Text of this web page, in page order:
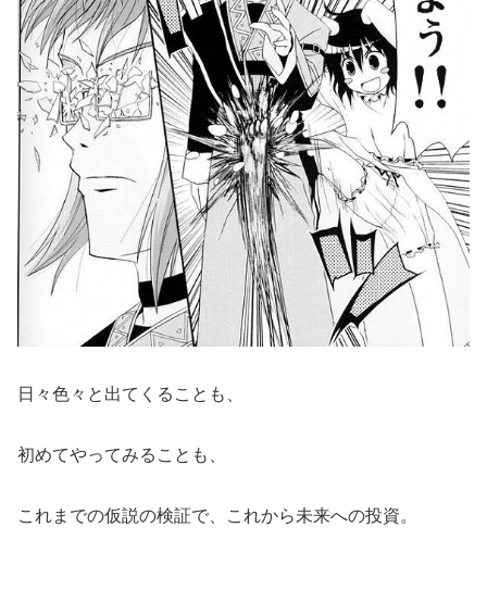
日々色々と出てくることも、
初めてやってみることも、
これまでの仮説の検証で、これから未来への投資。